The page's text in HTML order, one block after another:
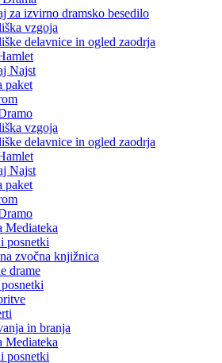
za izvirno dramsko besedilo
vzgoja
delavnice in ogled zaodrja
Najst
paket
vzgoja
delavnice in ogled zaodrja
Najst
paket
Mediateka
posnetki
zvočna knjižnica
drame
in branja
Mediateka
posnetki